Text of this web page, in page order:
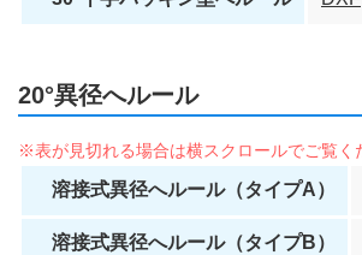
20°異径へルール
溶接式異径へルール（タイプA）
溶接式異径へルール（タイプB）